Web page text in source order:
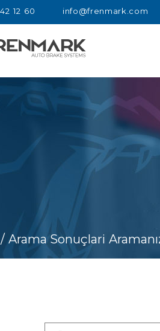
12 60 info@frenmark.com
Arama Sonuçlari